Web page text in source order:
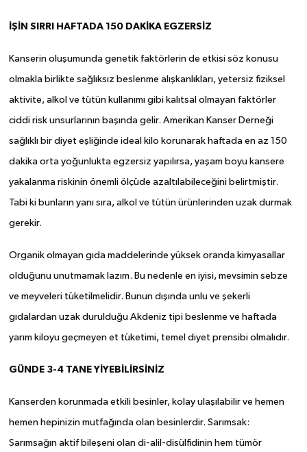
İŞİN SIRRI HAFTADA 150 DAKİKA EGZERSİZ
Kanserin oluşumunda genetik faktörlerin de etkisi söz konusu
olmakla birlikte sağlıksız beslenme alışkanlıkları, yetersiz fiziksel
aktivite, alkol ve tütün kullanımı gibi kalıtsal olmayan faktörler
ciddi risk unsurlarının başında gelir. Amerikan Kanser Derneği
sağlıklı bir diyet eşliğinde ideal kilo korunarak haftada en az 150
dakika orta yoğunlukta egzersiz yapılırsa, yaşam boyu kansere
yakalanma riskinin önemli ölçüde azaltılabileceğini belirtmiştir.
Tabi ki bunların yanı sıra, alkol ve tütün ürünlerinden uzak durmak
gerekir.
Organik olmayan gıda maddelerinde yüksek oranda kimyasallar
olduğunu unutmamak lazım. Bu nedenle en iyisi, mevsimin sebze
ve meyveleri tüketilmelidir. Bunun dışında unlu ve şekerli
gıdalardan uzak durulduğu Akdeniz tipi beslenme ve haftada
yarım kiloyu geçmeyen et tüketimi, temel diyet prensibi olmalıdır.
GÜNDE 3-4 TANE YİYEBİLİRSİNİZ
Kanserden korunmada etkili besinler, kolay ulaşılabilir ve hemen
hemen hepinizin mutfağında olan besinlerdir. Sarımsak:
Sarımsağın aktif bileşeni olan di-alil-disülfidinin hem tümör